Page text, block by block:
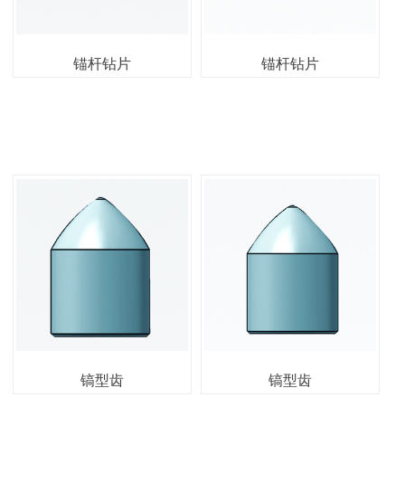
锚杆钻片 锚杆钻片
镐型齿 镐型齿